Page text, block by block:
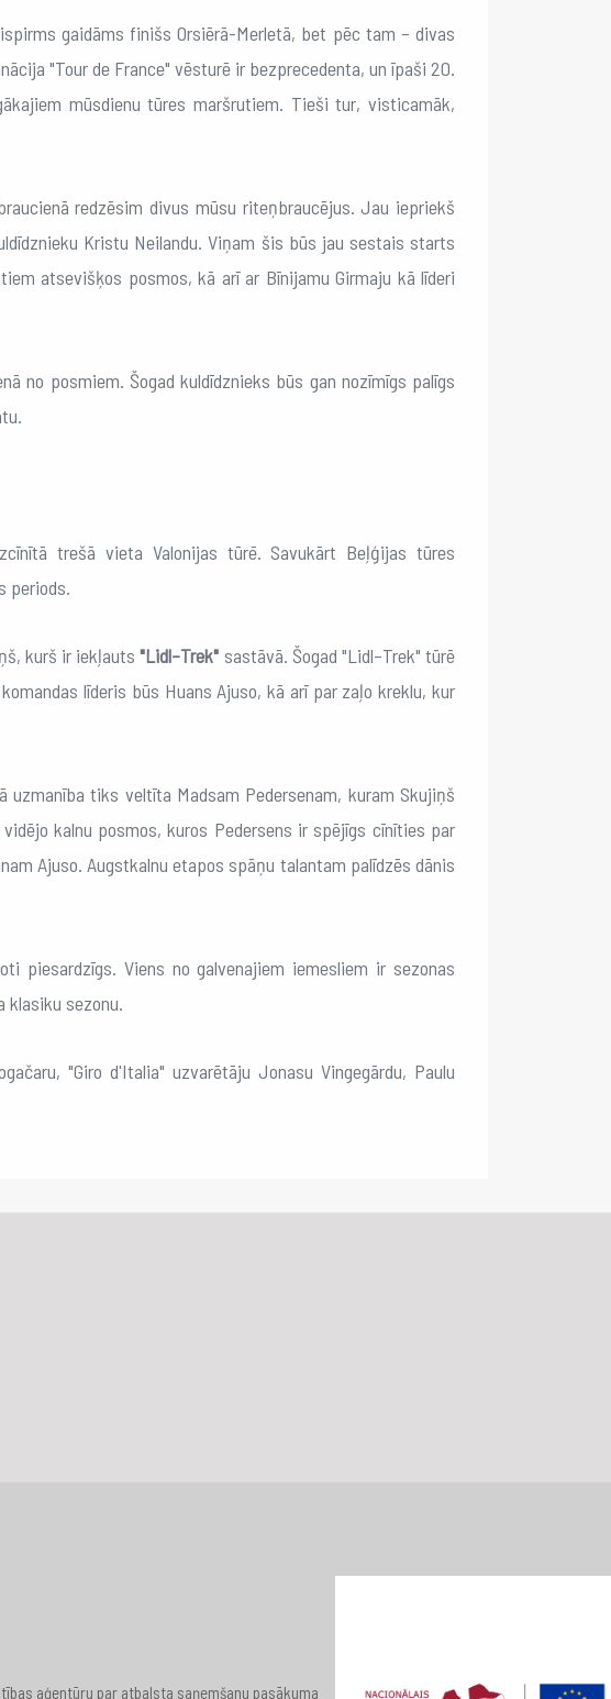
gaidāms finišs Orsiērā-Merletā, bet pēc tam – divas
"Tour de France" vēsturē ir bezprecedenta, un īpaši 20.
mūsdienu tūres maršrutiem. Tieši tur, visticamāk,
redzēsim divus mūsu riteņbraucējus. Jau iepriekš
Kristu Neilandu. Viņam šis būs jau sestais starts
atsevišķos posmos, kā arī ar Bīnijamu Girmaju kā līderi
no posmiem. Šogad kuldīdznieks būs gan nozīmīgs palīgs
trešā vieta Valonijas tūrē. Savukārt Beļģijas tūres
periods.
kurš ir iekļauts"Lidl–Trek" sastāvā. Šogad "Lidl–Trek" tūrē
līderis būs Huans Ajuso, kā arī par zaļo kreklu, kur
tiks veltīta Madsam Pedersenam, kuram Skujiņš
kalnu posmos, kuros Pedersens ir spējīgs cīnīties par
Ajuso. Augstkalnu etapos spāņu talantam palīdzēs dānis
piesardzīgs. Viens no galvenajiem iemesliem ir sezonas
klasiku sezonu.
"Giro d'Italia" uzvarētāju Jonasu Vingegārdu, Paulu
aģentūru par atbalsta saņemšanu pasākuma